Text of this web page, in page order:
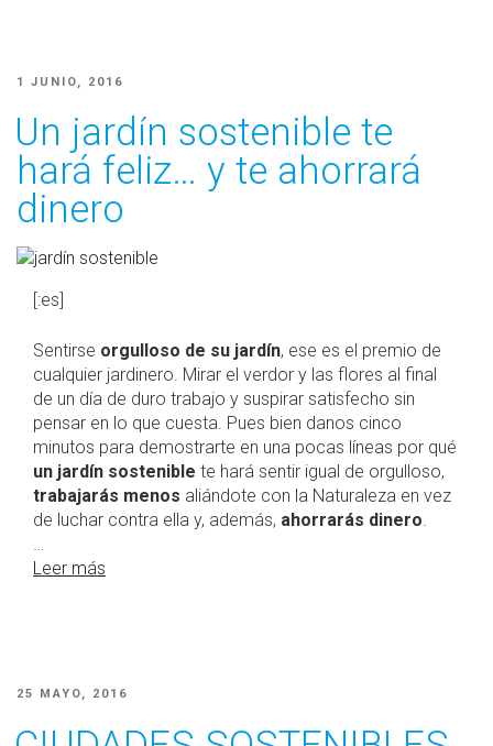
PUBLICADO
1 JUNIO, 2016
Un jardín sostenible te
hará feliz… y te ahorrará
dinero
[:es]
Sentirse orgulloso de su jardín, ese es el premio de
cualquier jardinero. Mirar el verdor y las flores al final
de un día de duro trabajo y suspirar satisfecho sin
pensar en lo que cuesta. Pues bien danos cinco
minutos para demostrarte en una pocas líneas por qué
un jardín sostenible te hará sentir igual de orgulloso,
trabajarás menos aliándote con la Naturaleza en vez
de luchar contra ella y, además, ahorrarás dinero.
…
Leer más
PUBLICADO
25 MAYO, 2016